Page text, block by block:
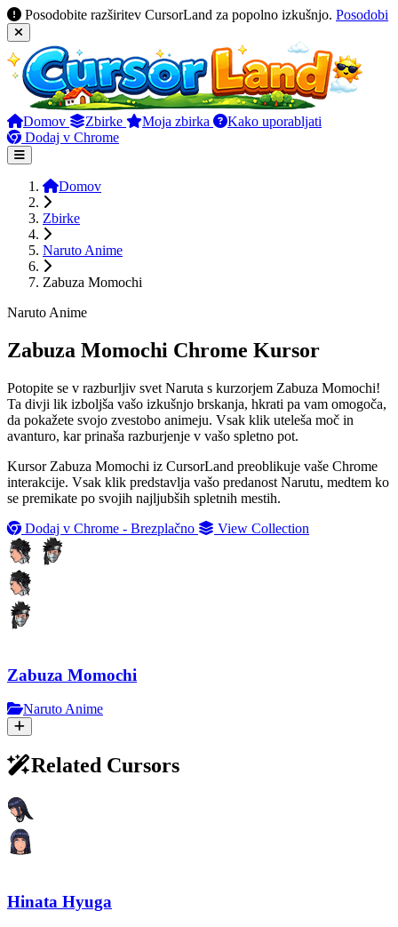
Posodobite razširitev CursorLand za popolno izkušnjo. Posodobi
Domov Zbirke Moja zbirka
Kako uporabljati
Dodaj v Chrome
Domov
Zbirke
Naruto Anime
Zabuza Momochi
Naruto Anime
Zabuza Momochi Chrome Kursor
Potopite se v razburljiv svet Naruta s kurzorjem Zabuza Momochi!
Ta divji lik izboljša vašo izkušnjo brskanja, hkrati pa vam omogoča,
da pokažete svojo zvestobo animeju. Vsak klik uteleša moč in
avanturo, kar prinaša razburjenje v vašo spletno pot.
Kursor Zabuza Momochi iz CursorLand preoblikuje vaše Chrome
interakcije. Vsak klik predstavlja vašo predanost Narutu, medtem ko
se premikate po svojih najljubših spletnih mestih.
Dodaj v Chrome - Brezplačno
View Collection
Zabuza Momochi
Naruto Anime
Related Cursors
Hinata Hyuga